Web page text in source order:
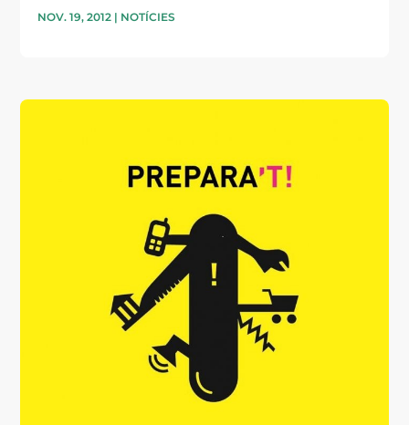
NOV. 19, 2012 | NOTÍCIES